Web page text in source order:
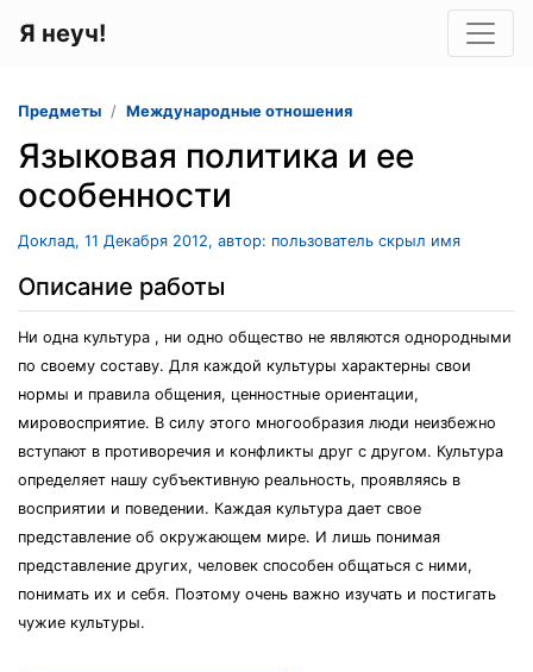
Я неуч!
Предметы Международные отношения
Языковая политика и ее
особенности
Доклад, 11 Декабря 2012, автор: пользователь скрыл имя
Описание работы
Ни одна культура , ни одно общество не являются однородными
по своему составу. Для каждой культуры характерны свои
нормы и правила общения, ценностные ориентации,
мировосприятие. В силу этого многообразия люди неизбежно
вступают в противоречия и конфликты друг с другом. Культура
определяет нашу субъективную реальность, проявляясь в
восприятии и поведении. Каждая культура дает свое
представление об окружающем мире. И лишь понимая
представление других, человек способен общаться с ними,
понимать их и себя. Поэтому очень важно изучать и постигать
чужие культуры.